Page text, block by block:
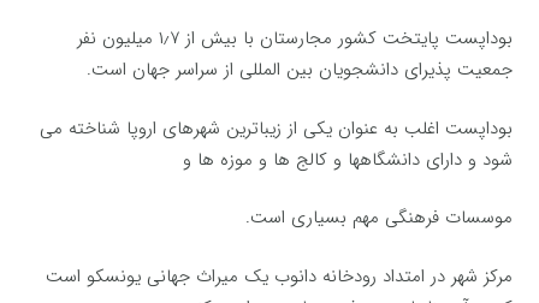
بوداپست پایتخت کشور مجارستان با بیش از ۱٫۷ میلیون نفر
جمعیت پذیرای دانشجویان بین المللی از سراسر جهان است.
بوداپست اغلب به عنوان یکی از زیباترین شهرهای اروپا شناخته می
شود و دارای دانشگاهها و کالج ها و موزه ها و
موسسات فرهنگی مهم بسیاری است.
مرکز شهر در امتداد رودخانه دانوب یک میراث جهانی یونسکو است